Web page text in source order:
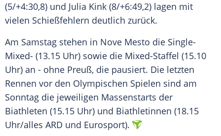
(5/+4:30,8) und Julia Kink (8/+6:49,2) lagen mit
vielen Schießfehlern deutlich zurück.
Am Samstag stehen in Nove Mesto die Single-
Mixed- (13.15 Uhr) sowie die Mixed-Staffel (15.10
Uhr) an - ohne Preuß, die pausiert. Die letzten
Rennen vor den Olympischen Spielen sind am
Sonntag die jeweiligen Massenstarts der
Biathleten (15.15 Uhr) und Biathletinnen (18.15
Uhr/alles ARD und Eurosport).